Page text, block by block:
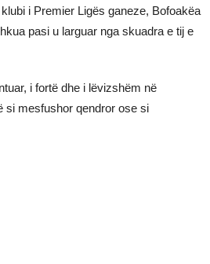
i Premier Ligës ganeze, Bofoakëa
pasi u larguar nga skuadra e tij e
i fortë dhe i lëvizshëm në
si mesfushor qendror ose si